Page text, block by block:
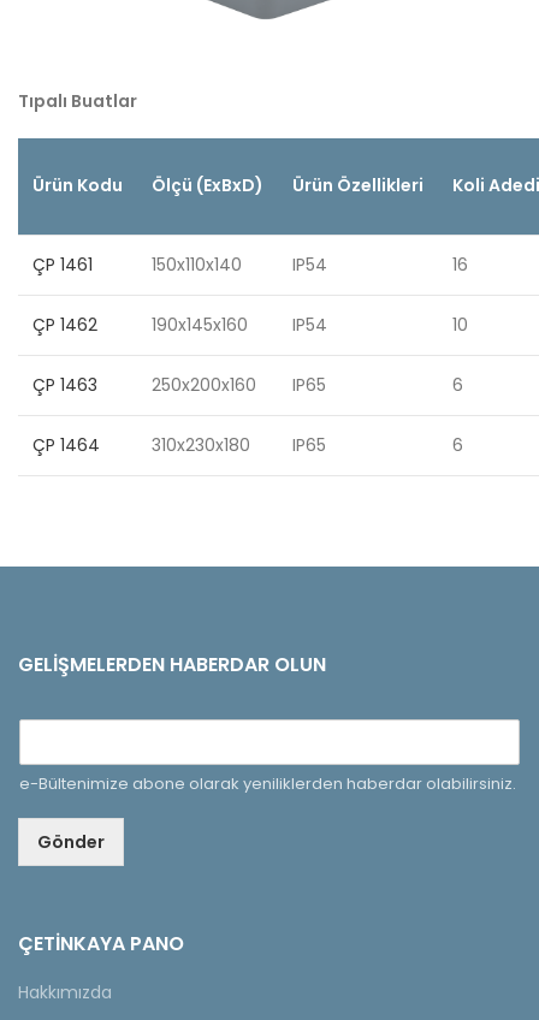
Tıpalı Buatlar
Ürün Kodu Ölçü (ExBxD) Ürün Özellikleri Koli Adedi
ÇP 1461 150x110x140 IP54 16
ÇP 1462 190x145x160 IP54 10
ÇP 1463 250x200x160 IP65 6
ÇP 1464 310x230x180 IP65 6
GELIŞMELERDEN HABERDAR OLUN
e-Bültenimize abone olarak yeniliklerden haberdar olabilirsiniz.
Gönder
ÇETINKAYA PANO
Hakkımızda